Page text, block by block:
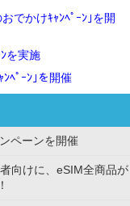
でかけｷｬﾝﾍﾟｰﾝ｣を開
ﾝを実施
ﾝﾍﾟｰﾝ｣を開催
ペーンを開催
向けに、eSIM全商品が